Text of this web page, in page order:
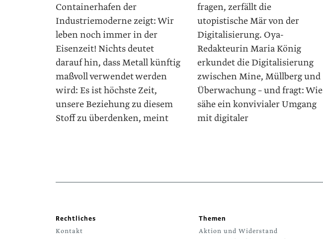
Containerhafen der
Industriemoderne zeigt: Wir
leben noch immer in der
Eisenzeit! Nichts deutet
darauf hin, dass Metall künftig
maßvoll verwendet werden
wird: Es ist höchste Zeit,
unsere Beziehung zu diesem
Stoff zu überdenken, meint
fragen, zerfällt die
utopistische Mär von der
Digitalisierung. Oya-
Redakteurin Maria König
erkundet die Digitalisierung
zwischen Mine, Müllberg und
Überwachung – und fragt: Wie
sähe ein konvivialer Umgang
mit digitaler
Rechtliches
Kontakt
Themen
Aktion und Widerstand